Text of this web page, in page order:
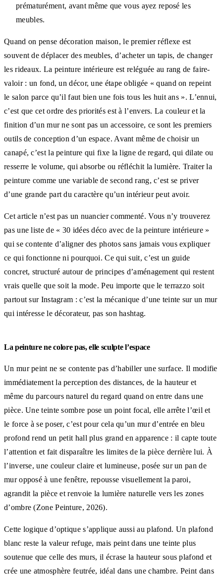
prématurément, avant même que vous ayez reposé les
meubles.
Quand on pense décoration maison, le premier réflexe est
souvent de déplacer des meubles, d’acheter un tapis, de changer
les rideaux. La peinture intérieure est reléguée au rang de faire-
valoir : un fond, un décor, une étape obligée « quand on repeint
le salon parce qu’il faut bien une fois tous les huit ans ». L’ennui,
c’est que cet ordre des priorités est à l’envers. La couleur et la
finition d’un mur ne sont pas un accessoire, ce sont les premiers
outils de conception d’un espace. Avant même de choisir un
canapé, c’est la peinture qui fixe la ligne de regard, qui dilate ou
resserre le volume, qui absorbe ou réfléchit la lumière. Traiter la
peinture comme une variable de second rang, c’est se priver
d’une grande part du caractère qu’un intérieur peut avoir.
Cet article n’est pas un nuancier commenté. Vous n’y trouverez
pas une liste de « 30 idées déco avec de la peinture intérieure »
qui se contente d’aligner des photos sans jamais vous expliquer
ce qui fonctionne ni pourquoi. Ce qui suit, c’est un guide
concret, structuré autour de principes d’aménagement qui restent
vrais quelle que soit la mode. Peu importe que le terrazzo soit
partout sur Instagram : c’est la mécanique d’une teinte sur un mur
qui intéresse le décorateur, pas son hashtag.
La peinture ne colore pas, elle sculpte l’espace
Un mur peint ne se contente pas d’habiller une surface. Il modifie
immédiatement la perception des distances, de la hauteur et
même du parcours naturel du regard quand on entre dans une
pièce. Une teinte sombre pose un point focal, elle arrête l’œil et
le force à se poser, c’est pour cela qu’un mur d’entrée en bleu
profond rend un petit hall plus grand en apparence : il capte toute
l’attention et fait disparaître les limites de la pièce derrière lui. À
l’inverse, une couleur claire et lumineuse, posée sur un pan de
mur opposé à une fenêtre, repousse visuellement la paroi,
agrandit la pièce et renvoie la lumière naturelle vers les zones
d’ombre (Zone Peinture, 2026).
Cette logique d’optique s’applique aussi au plafond. Un plafond
blanc reste la valeur refuge, mais peint dans une teinte plus
soutenue que celle des murs, il écrase la hauteur sous plafond et
crée une atmosphère feutrée, idéal dans une chambre. Peint dans